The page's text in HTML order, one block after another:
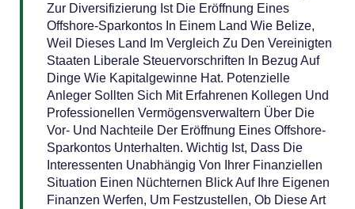
Zur Diversifizierung Ist Die Eröffnung Eines
Offshore-Sparkontos In Einem Land Wie Belize,
Weil Dieses Land Im Vergleich Zu Den Vereinigten
Staaten Liberale Steuervorschriften In Bezug Auf
Dinge Wie Kapitalgewinne Hat. Potenzielle
Anleger Sollten Sich Mit Erfahrenen Kollegen Und
Professionellen Vermögensverwaltern Über Die
Vor- Und Nachteile Der Eröffnung Eines Offshore-
Sparkontos Unterhalten. Wichtig Ist, Dass Die
Interessenten Unabhängig Von Ihrer Finanziellen
Situation Einen Nüchternen Blick Auf Ihre Eigenen
Finanzen Werfen, Um Festzustellen, Ob Diese Art